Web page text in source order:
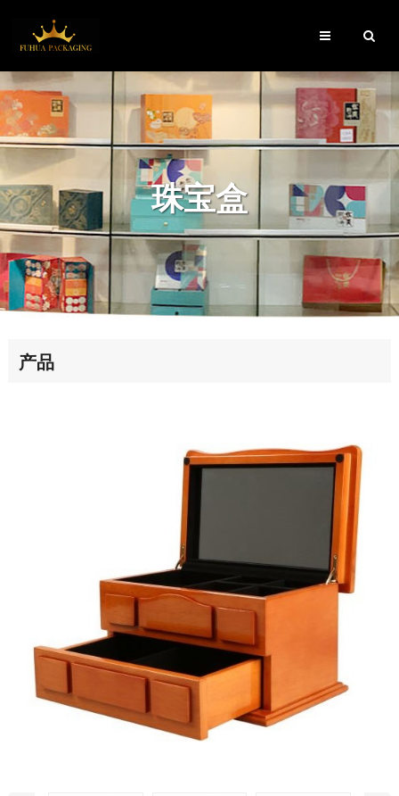
珠宝盒
产品